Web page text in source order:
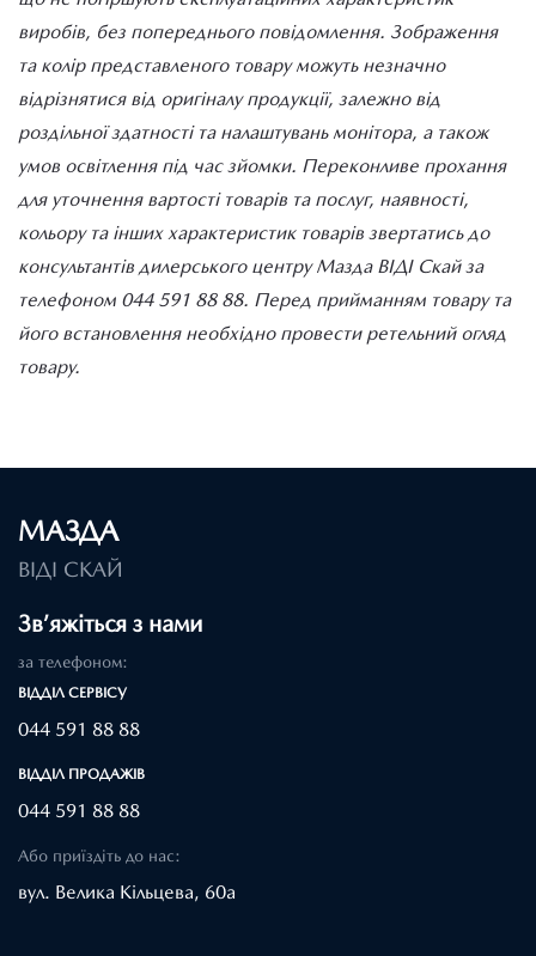
виробів, без попереднього повідомлення. Зображення
та колір представленого товару можуть незначно
відрізнятися від оригіналу продукції, залежно від
роздільної здатності та налаштувань монітора, а також
умов освітлення під час зйомки. Переконливе прохання
для уточнення вартості товарів та послуг, наявності,
кольору та інших характеристик товарів звертатись до
консультантів дилерського центру Мазда ВІДІ Скай за
телефоном 044 591 88 88. Перед прийманням товару та
його встановлення необхідно провести ретельний огляд
товару.
МАЗДА
ВІДІ СКАЙ
Зв’яжіться з нами
за телефоном:
ВІДДІЛ CЕРВІСУ
044 591 88 88
ВІДДІЛ ПРОДАЖІВ
044 591 88 88
Або приїздіть до нас:
вул. Велика Кільцева, 60а